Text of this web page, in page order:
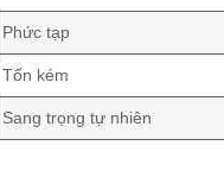
Phức tạp
Tốn kém
Sang trọng tự nhiên